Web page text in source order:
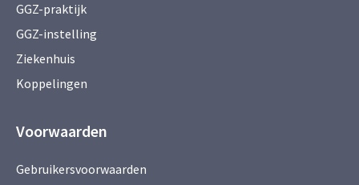
GGZ-praktijk
GGZ-instelling
Ziekenhuis
Koppelingen
Voorwaarden
Gebruikersvoorwaarden